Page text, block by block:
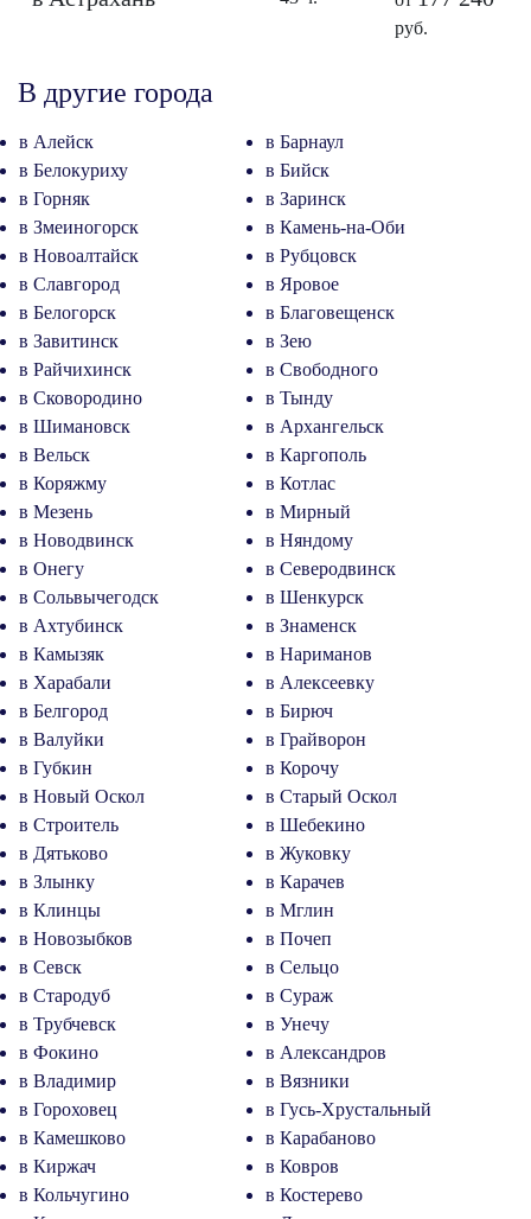
руб.
В другие города
в Алейск
в Барнаул
в Белокуриху
в Бийск
в Горняк
в Заринск
в Змеиногорск
в Камень-на-Оби
в Новоалтайск
в Рубцовск
в Славгород
в Яровое
в Белогорск
в Благовещенск
в Завитинск
в Зею
в Райчихинск
в Свободного
в Сковородино
в Тынду
в Шимановск
в Архангельск
в Вельск
в Каргополь
в Коряжму
в Котлас
в Мезень
в Мирный
в Новодвинск
в Няндому
в Онегу
в Северодвинск
в Сольвычегодск
в Шенкурск
в Ахтубинск
в Знаменск
в Камызяк
в Нариманов
в Харабали
в Алексеевку
в Белгород
в Бирюч
в Валуйки
в Грайворон
в Губкин
в Корочу
в Новый Оскол
в Старый Оскол
в Строитель
в Шебекино
в Дятьково
в Жуковку
в Злынку
в Карачев
в Клинцы
в Мглин
в Новозыбков
в Почеп
в Севск
в Сельцо
в Стародуб
в Сураж
в Трубчевск
в Унечу
в Фокино
в Александров
в Владимир
в Вязники
в Гороховец
в Гусь-Хрустальный
в Камешково
в Карабаново
в Киржач
в Ковров
в Кольчугино
в Костерево